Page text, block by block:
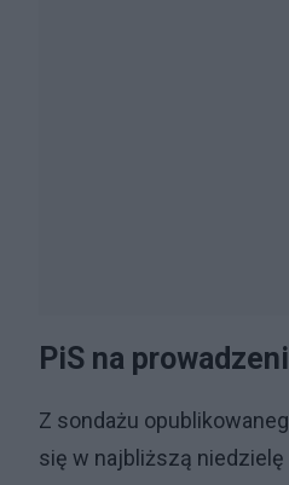
PiS na
Z sondażu
się w najbliższą niedzielę